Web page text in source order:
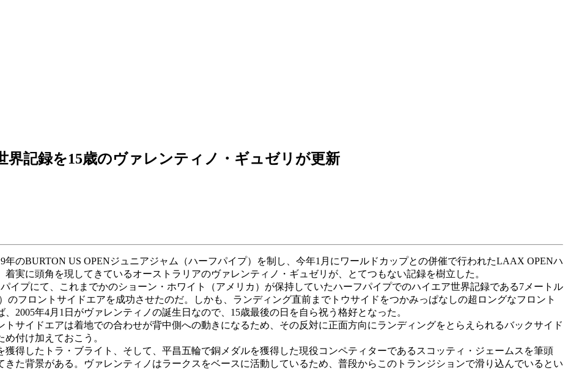
記録を15歳のヴァレンティノ・ギュゼリが更新
のBURTON US OPENジュニアジャム（ハーフパイプ）を制し、今年1月にワールドカップとの併催で行われたLAAX OPENハ
実に頭角を現してきているオーストラリアのヴァレンティノ・ギュゼリが、とてつもない記録を樹立した。
イプにて、これまでかのショーン・ホワイト（アメリカ）が保持していたハーフパイプでのハイエア世界記録である7メートル
のフロントサイドエアを成功させたのだ。しかも、ランディング直前までトウサイドをつかみっぱなしの超ロングなフロント
2005年4月1日がヴァレンティノの誕生日なので、15歳最後の日を自ら祝う格好となった。
サイドエアは着地での合わせが背中側への動きになるため、その反対に正面方向にランディングをとらえられるバックサイド
付け加えておこう。
得したトラ・ブライト、そして、平昌五輪で銅メダルを獲得した現役コンペティターであるスコッティ・ジェームスを筆頭
た背景がある。ヴァレンティノはラークスをベースに活動しているため、普段からこのトランジションで滑り込んでいるとい